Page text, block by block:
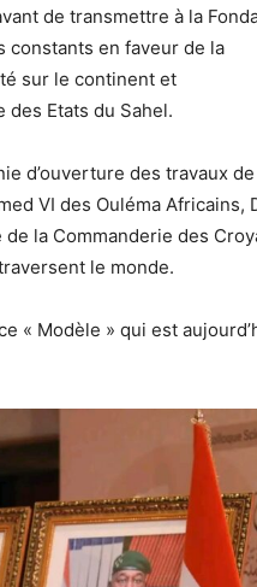
de transmettre à la
en faveur de la
sur le continent et
des Etats du Sahel.
d’ouverture des travaux
VI des Ouléma Africains,
la Commanderie des
le monde.
« Modèle » qui est